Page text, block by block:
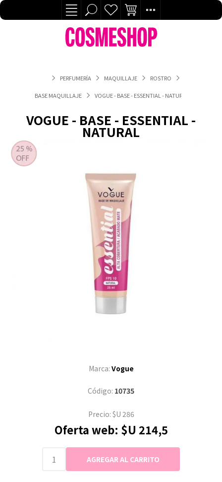
PERFUMERÍA MAQUILLAJE ROSTRO
BASE MAQUILLAJE VOGUE - BASE - ESSENTIAL - NATURAL
VOGUE - BASE - ESSENTIAL -
NATURAL
Marca: Vogue
Código: 10735
Precio: $U 286
Oferta web: $U 214,5